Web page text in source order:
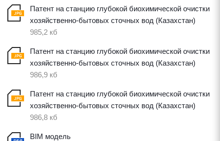
Патент на станцию глубокой биохимической очистки
хозяйственно-бытовых сточных вод (Казахстан)
985,2 кб
Патент на станцию глубокой биохимической очистки
хозяйственно-бытовых сточных вод (Казахстан)
986,9 кб
Патент на станцию глубокой биохимической очистки
хозяйственно-бытовых сточных вод (Казахстан)
986,8 кб
BIM модель